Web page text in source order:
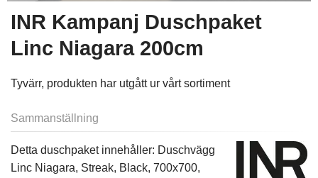
INR Kampanj Duschpaket
Linc Niagara 200cm
Tyvärr, produkten har utgått ur vårt sortiment
Sammanställning
Detta duschpaket innehåller: Duschvägg
Linc Niagara, Streak, Black, 700x700,